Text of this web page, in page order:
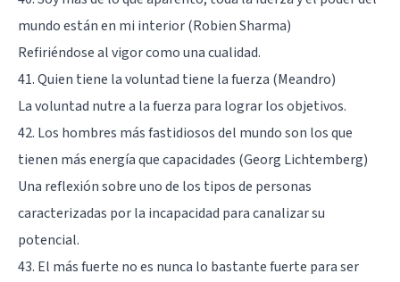
mundo están en mi interior (Robien Sharma)
Refiriéndose al vigor como una cualidad.
41. Quien tiene la voluntad tiene la fuerza (Meandro)
La voluntad nutre a la fuerza para lograr los objetivos.
42. Los hombres más fastidiosos del mundo son los que
tienen más energía que capacidades (Georg Lichtemberg)
Una reflexión sobre uno de los tipos de personas
caracterizadas por la incapacidad para canalizar su
potencial.
43. El más fuerte no es nunca lo bastante fuerte para ser